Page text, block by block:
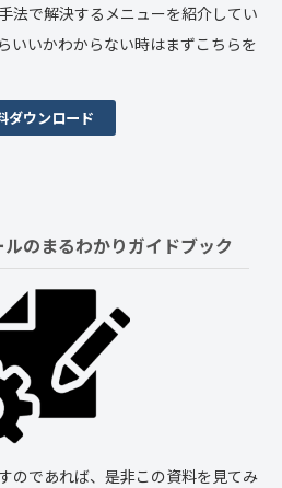
法で解決するメニューを紹介してい
いいかわからない時はまずこちらを
ダウンロード
ルのまるわかりガイドブック
のであれば、是非この資料を見てみ